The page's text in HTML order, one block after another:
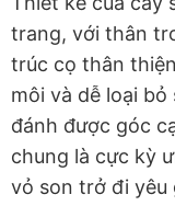
trang, với thân
trúc cọ thân
môi và dễ loại
đánh được góc
chung là cực kỳ
vỏ son trở đi yêu